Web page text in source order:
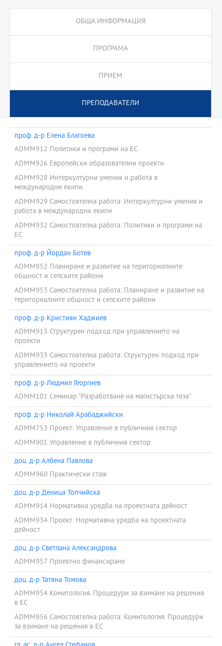
ОБЩА ИНФОРМАЦИЯ
ПРОГРАМА
ПРИЕМ
ПРЕПОДАВАТЕЛИ
проф. д-р Елена Благоева
ADMM912 Политики и програми на ЕС
ADMM926 Европейски образователни проекти
ADMM928 Интеркултурни умения и работа в
международни екипи
ADMM929 Самостоятелна работа: Интеркултурни умения и
работа в международни екипи
ADMM932 Самостоятелна работа: Политики и програми на
ЕС
проф. д-р Йордан Ботев
ADMM952 Планиране и развитие на териториалните
общност и селските райони
ADMM953 Самостоятелна работа: Планиране и развитие на
териториалните общност и селските райони
проф. д-р Кристиян Хаджиев
ADMM913 Структурен подход при управлението на
проекти
ADMM933 Самостоятелна работа: Структурен подход при
управлението на проекти
проф. д-р Людмил Георгиев
ADMM101 Семинар "Разработване на магистърска теза"
проф. д-р Николай Арабаджийски
ADMM753 Проект: Управление в публичния сектор
ADMM901 Управление в публичния сектор
доц. д-р Албена Павлова
ADMM960 Практически стаж
доц. д-р Деница Топчийска
ADMM914 Нормативна уредба на проектната дейност
ADMM934 Проект: Нормативна уредба на проектната
дейност
доц. д-р Светлана Александрова
ADMM957 Проектно финансиране
доц. д-р Татяна Томова
ADMM954 Комитология. Процедури за взимане на решения
в ЕС
ADMM956 Самостоятелна работа: Комитология. Процедури
за взимане на решения в ЕС